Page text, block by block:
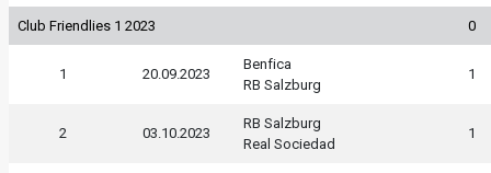
Club Friendlies 1 2023 0
1 20.09.2023
Benfica
RB Salzburg
1
2 03.10.2023
RB Salzburg
Real Sociedad
1